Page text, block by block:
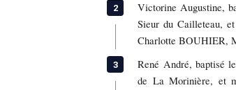
Victorine Augustine,
Sieur du Cailleteau,
Charlotte BOUHIER,
René André, baptisé
de La Morinière, et